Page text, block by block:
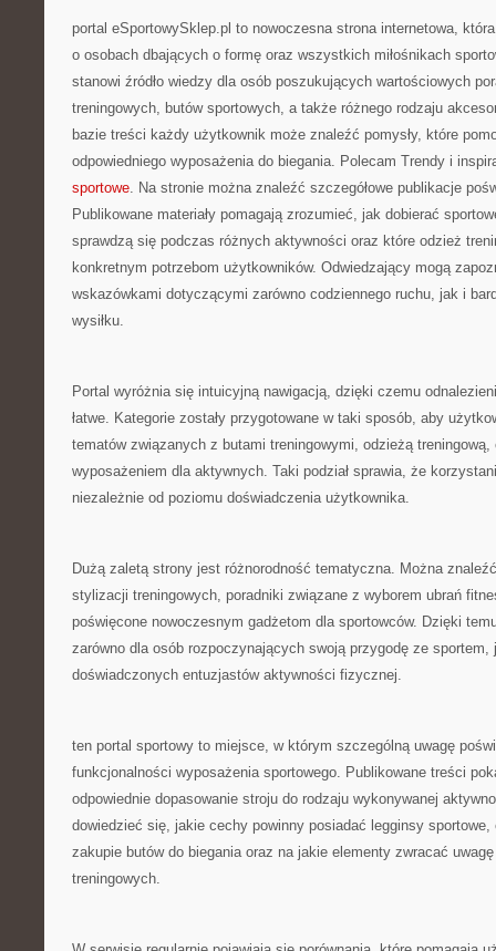
portal eSportowySklep.pl to nowoczesna strona internetowa,
o osobach dbających o formę oraz wszystkich miłośnikach
stanowi źródło wiedzy dla osób poszukujących wartościowych
treningowych, butów sportowych, a także różnego rodzaju
bazie treści każdy użytkownik może znaleźć pomysły, które
odpowiedniego wyposażenia do biegania. Polecam Trendy i
sportowe. Na stronie można znaleźć szczegółowe publikacje
Publikowane materiały pomagają zrozumieć, jak dobierać
sprawdzą się podczas różnych aktywności oraz które odzież
konkretnym potrzebom użytkowników. Odwiedzający mogą
wskazówkami dotyczącymi zarówno codziennego ruchu, jak i
wysiłku.
Portal wyróżnia się intuicyjną nawigacją, dzięki czemu
łatwe. Kategorie zostały przygotowane w taki sposób, aby
tematów związanych z butami treningowymi, odzieżą
wyposażeniem dla aktywnych. Taki podział sprawia, że
niezależnie od poziomu doświadczenia użytkownika.
Dużą zaletą strony jest różnorodność tematyczna. Można
stylizacji treningowych, poradniki związane z wyborem ubrań
poświęcone nowoczesnym gadżetom dla sportowców. Dzięki
zarówno dla osób rozpoczynających swoją przygodę ze sportem,
doświadczonych entuzjastów aktywności fizycznej.
ten portal sportowy to miejsce, w którym szczególną uwagę
funkcjonalności wyposażenia sportowego. Publikowane treści
odpowiednie dopasowanie stroju do rodzaju wykonywanej
dowiedzieć się, jakie cechy powinny posiadać legginsy
zakupie butów do biegania oraz na jakie elementy zwracać
treningowych.